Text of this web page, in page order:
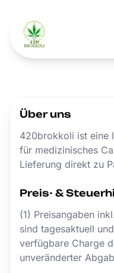
Über uns
420brokkoli ist eine
für medizinisches
Lieferung direkt zu
Preis- &
(1) Preisangaben
sind tagesaktuell
verfügbare Charge
unveränderter